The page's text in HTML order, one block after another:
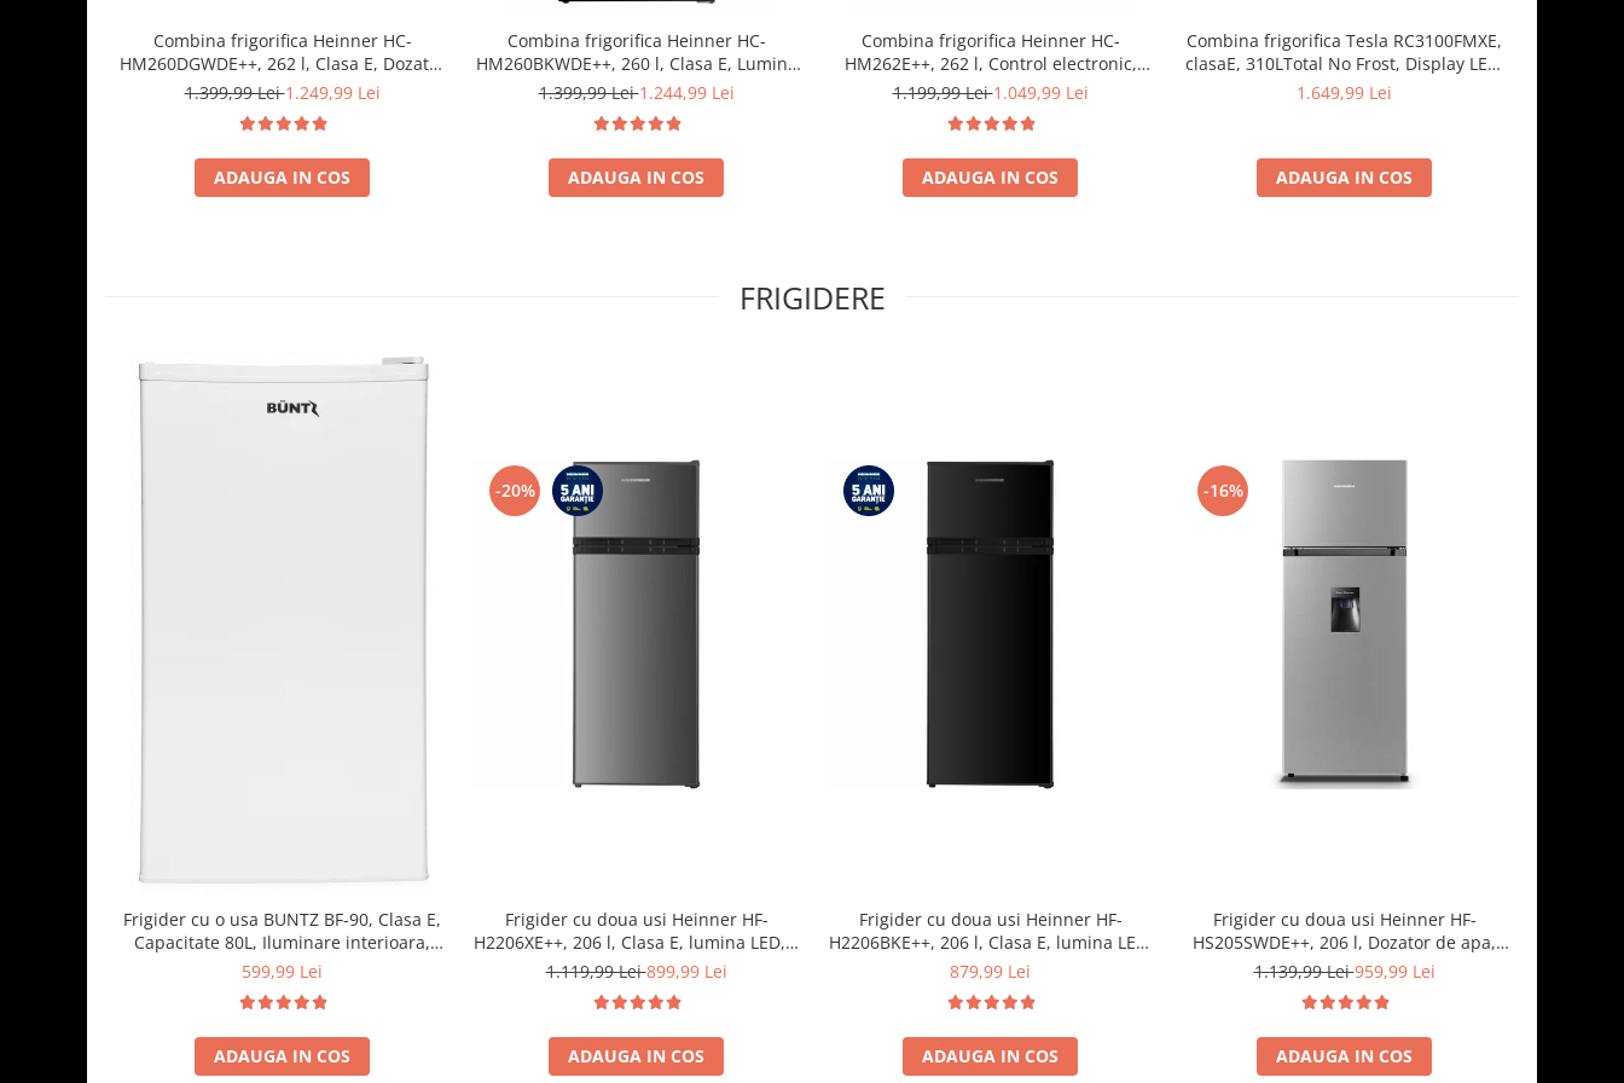
Combina frigorifica Heinner HC-
HM260DGWDE++, 262 l, Clasa E, Dozator
de apa, Control electronic cu termostat
frigider, 3 sertare congelator, Usa
reversibila
1.399,99 Lei1.249,99 Lei
ADAUGA IN COS
Combina frigorifica Heinner HC-
HM260BKWDE++, 260 l, Clasa E, Lumina
LED, Dozator de apa, Usi reversibile
1.399,99 Lei1.244,99 Lei
ADAUGA IN COS
Combina frigorifica Heinner HC-
HM262E++, 262 l, Control electronic,
Iluminare LED, Usi reversibile, Clasa E, H
1.199,99 Lei1.049,99 Lei
ADAUGA IN COS
Combina frigorifica Tesla RC3100FMXE,
clasaE, 310LTotal No Frost, Display LED,
H188, Inox
1.649,99 Lei
ADAUGA IN COS
FRIGIDERE
Frigider cu o usa BUNTZ BF-90, Clasa E,
Capacitate 80L, Iluminare interioara,
Compartiment gheata, H 83 cm, Alb
599,99 Lei
ADAUGA IN COS
-20%
Frigider cu doua usi Heinner HF-
H2206XE++, 206 l, Clasa E, lumina LED, 3
rafturi de sticla, H 143 cm, Inox
1.119,99 Lei899,99 Lei
ADAUGA IN COS
Frigider cu doua usi Heinner HF-
H2206BKE++, 206 l, Clasa E, lumina LED,
3 rafturi de sticla, H 143 cm, Negru
879,99 Lei
ADAUGA IN COS
-16%
Frigider cu doua usi Heinner HF-
HS205SWDE++, 206 l, Dozator de apa,
Iluminare LED, H 143.4 cm, Clasa E,
1.139,99 Lei959,99 Lei
ADAUGA IN COS